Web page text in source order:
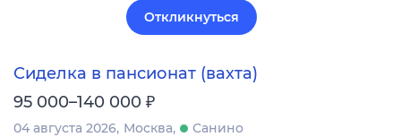
Откликнуться
Сиделка в пансионат (вахта)
95 000–140 000 ₽
04 августа 2026 Москва
Санино